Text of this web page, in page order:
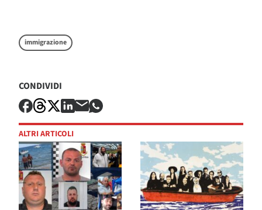
immigrazione
CONDIVIDI
ALTRI ARTICOLI